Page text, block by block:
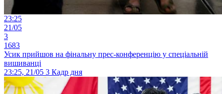
23:25
21/05
3
1683
Усик прийшов на фінальну прес-конференцію у спеціальній
вишиванці
23:25, 21/05 3 Кадр дня